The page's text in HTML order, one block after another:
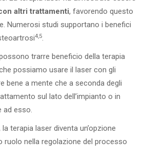
altri trattamenti, favorendo questo
Numerosi studi supportano i benefici
4,5.
trarre beneficio della terapia
possiamo usare il laser con gli
bene a mente che a seconda degli
sul lato dell’impianto o in
ad esso.
la terapia laser diventa un’opzione
ruolo nella regolazione del processo